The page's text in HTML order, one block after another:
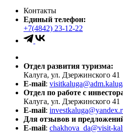
Контакты
Единый телефон:
+7(4842) 23-12-22
Отдел развития туризма:
Калуга, ул. Дзержинского 41
E-mail:
Отдел по работе с
Калуга, ул. Дзержинского 41
E-mail:
Для отзывов и
E-mail: chakhova_da@visit-